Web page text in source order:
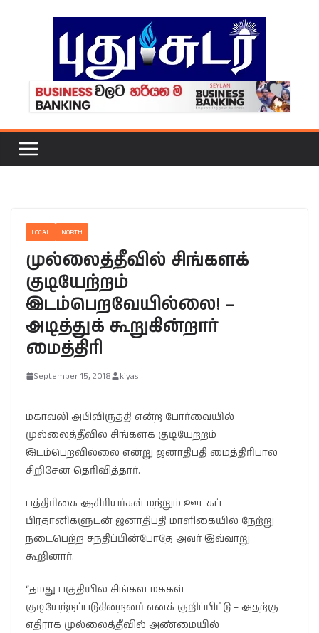
LOCAL NORTH
முல்லைத்தீவில் சிங்களக்
குடியேற்றம்
இடம்பெறவேயில்லை! –
அடித்துக் கூறுகின்றார்
மைத்திரி
September 15, 2018 kiyas
மகாவலி அபிவிருத்தி என்ற போர்வையில்
முல்லைத்தீவில் சிங்களக் குடியேற்றம்
இடம்பெறவில்லை என்று ஜனாதிபதி மைத்திரிபால
சிறிசேன தெரிவித்தார்.
பத்திரிகை ஆசிரியர்கள் மற்றும் ஊடகப்
பிரதானிகளுடன் ஜனாதிபதி மாளிகையில் நேற்று
நடைபெற்ற சந்திப்பின்போதே அவர் இவ்வாறு
கூறினார்.
“தமது பகுதியில் சிங்கள மக்கள்
குடியேற்றப்படுகின்றனர் எனக் குறிப்பிட்டு – அதற்கு
எதிராக முல்லைத்தீவில் அண்மையில்